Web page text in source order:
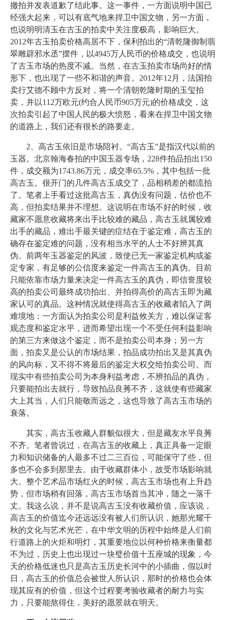
撤拍并发表道歉了结此事。这一事件，一方面说明中国已
经强大起来，可以有底气地来捍卫中国文物，另一方面，
也说明明清玉在古玉的拍卖中关注度极高，影响巨大。
2012年古玉拍卖价格高居不下，保利拍出的“清乾隆御制翡
翠雕辟邪水丞”摆件，以4945万人民币的价格成交，也说明
了古玉市场的热度不减。当然，在古玉拍卖市场尚好的情
形下，也出现了一些不和谐的声音。2012年12月，法国拍
卖行艾德不顾中方反对，将一个清朝乾隆时期的玉玺拍
卖，并以112万欧元(约合人民币905万元)的价格成交，这
次拍卖引起了中国人民的极大愤怒，看来在捍卫中国文物
的道路上，我们还有很长的路要走。
2、高古玉依旧是市场陪衬。“高古玉”是指汉代以前的
玉器。北京翰海春拍的中国玉器专场，228件拍品拍出150
件，成交额为1743.86万元，成交率65.5%，其中包括一批
高古玉。很开门的几件高古玉成交了，品相稍差的都流拍
了。笔者上手看过这批高古玉，真伪没有问题，估价也不
高，但拍卖结果并不理想。这说明在市场不好的时候，收
藏家不愿意收藏将来出手比较难的藏品，高古玉就属较难
出手的藏品，难出手最关键的症结在于鉴定难，高古玉的
确存在鉴定难的问题，没有相当水平的人士不好辨其真
伪。前两年玉器鉴定的风波，致使已无一家鉴定机构或鉴
定专家，有足够的公信度来鉴定一件高古玉的真伪。目前
只能依靠市场力量来决定一件高古玉的真伪，即信誉度较
高的拍卖公司最终成功拍出、并拍得高价的高古玉即为藏
家认可的真品。这种情况就使得高古玉的收藏者陷入了两
难境地：一方面认为拍卖公司是利益攸关方，难以保证客
观态度和鉴定水平，进而希望出现一个不受任何利益影响
的第三方来做这个鉴定，而不是拍卖公司本身；另一方
面，拍卖又是公认的市场结果，拍品成功拍出又是其真伪
的风向标，又不得不将最后的鉴定大权交给拍卖公司。而
现实中有些拍卖公司为本身利益考虑，不辨拍品的真伪，
只要能拍出去就行，导致拍品良莠不齐，这就使有些藏家
大上其当，人们只能敬而远之，这也导致了高古玉市场的
衰落。
其实，高古玉收藏人群貌似很大，但是藏友水平良莠
不齐。笔者曾说过，在高古玉的收藏上，真正具备一定眼
力和知识储备的人最多不过二三百位，可能保守了些，但
多也不会多到那里去。由于收藏群体小，故受市场影响就
大。整个艺术品市场红火的时候，高古玉市场也有上升趋
势，但市场稍有回落，高古玉市场首当其冲，随之一落千
丈。我这么说，并不是说高古玉没有收藏价值，应该说，
高古玉的价值迄今还远远没有被人们所认识，她那光耀千
秋的文化与艺术光芒，在中华文明的历程中始终是人们前
行道路上的火炬和明灯，其重要地位以何种价格来衡量都
不为过，历史上也出现过一块璧价值十五座城的现象，今
天的价格低迷也只是高古玉历史长河中的小插曲，假以时
日，高古玉的价值总会被世人所认识，那时的价格也会体
现其应有的价值，但这个过程要考验收藏者的耐力与实
力，只要能熬得住，美好的愿景就在明天。